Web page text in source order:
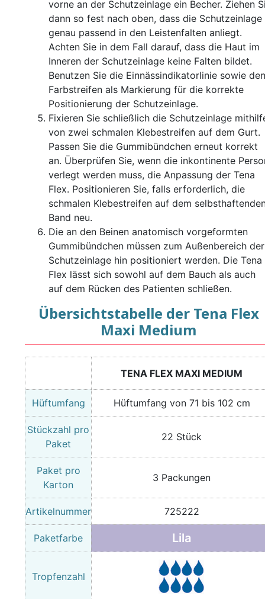
vorne an der Schutzeinlage ein Becher. Ziehen
dann so fest nach oben, dass die Schutzeinlage
genau passend in den Leistenfalten anliegt.
Achten Sie in dem Fall darauf, dass die Haut im
Inneren der Schutzeinlage keine Falten bildet.
Benutzen Sie die Einnässindikatorlinie sowie den
Farbstreifen als Markierung für die korrekte
Positionierung der Schutzeinlage.
Fixieren Sie schließlich die Schutzeinlage
von zwei schmalen Klebestreifen auf dem Gurt.
Passen Sie die Gummibündchen erneut korrekt
an. Überprüfen Sie, wenn die inkontinente
verlegt werden muss, die Anpassung der Tena
Flex. Positionieren Sie, falls erforderlich, die
schmalen Klebestreifen auf dem
Band neu.
Die an den Beinen anatomisch vorgeformten
Gummibündchen müssen zum Außenbereich der
Schutzeinlage hin positioniert werden. Die Tena
Flex lässt sich sowohl auf dem Bauch als auch
auf dem Rücken des Patienten schließen.
Übersichtstabelle der Tena Flex
Maxi Medium
TENA FLEX MAXI MEDIUM
Hüftumfang Hüftumfang von 71 bis 102 cm
Stückzahl pro
Paket
22 Stück
Paket pro
Karton
3 Packungen
Artikelnummer 725222
Paketfarbe Lila
Tropfenzahl